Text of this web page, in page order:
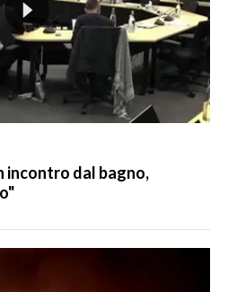
incontro dal bagno,